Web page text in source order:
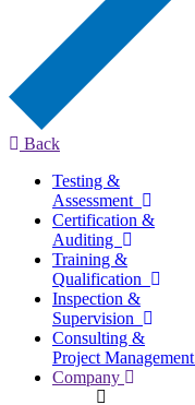
Back
Testing &
Assessment
Certification &
Auditing
Training &
Qualification
Inspection &
Supervision
Consulting &
Project Management
Company